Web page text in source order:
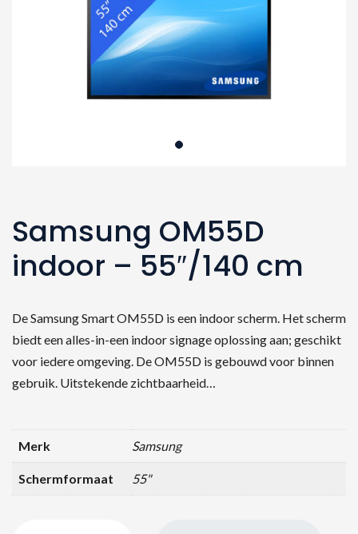
Samsung OM55D
indoor – 55″/140 cm
De Samsung Smart OM55D is een indoor scherm. Het scherm
biedt een alles-in-een indoor signage oplossing aan; geschikt
voor iedere omgeving. De OM55D is gebouwd voor binnen
gebruik. Uitstekende zichtbaarheid…
Merk Samsung
Schermformaat 55"